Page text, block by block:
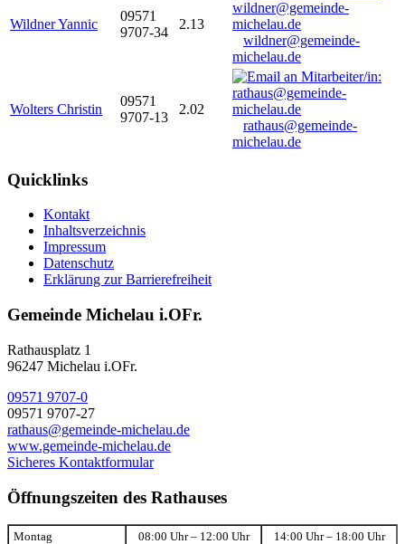
Wildner Yannic
09571
9707-34
2.13
wildner@gemeinde-
michelau.de
Wolters Christin
09571
9707-13
2.02
rathaus@gemeinde-
michelau.de
Quicklinks
Kontakt
Inhaltsverzeichnis
Impressum
Datenschutz
Erklärung zur Barrierefreiheit
Gemeinde Michelau i.OFr.
Rathausplatz 1
96247 Michelau i.OFr.
09571 9707-0
09571 9707-27
rathaus@gemeinde-michelau.de
www.gemeinde-michelau.de
Sicheres Kontaktformular
Öffnungszeiten des Rathauses
Montag 08:00 Uhr – 12:00 Uhr 14:00 Uhr – 18:00 Uhr